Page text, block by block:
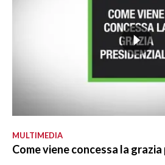
MULTIMEDIA
Come viene concessa la